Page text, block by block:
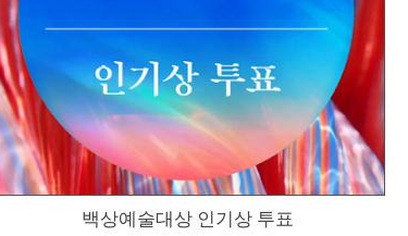
백상예술대상 인기상 투표